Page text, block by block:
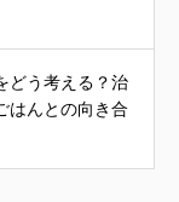
どう考える？治
はんとの向き合